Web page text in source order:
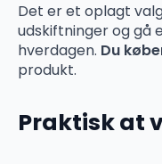
Det er et oplagt
udskiftninger og gå
hverdagen. Du
produkt.
Praktisk at